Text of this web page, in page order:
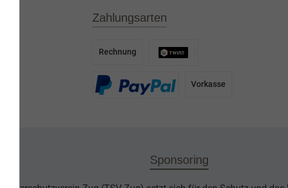
Zahlungsarten
Rechnung
Vorkasse
Sponsoring